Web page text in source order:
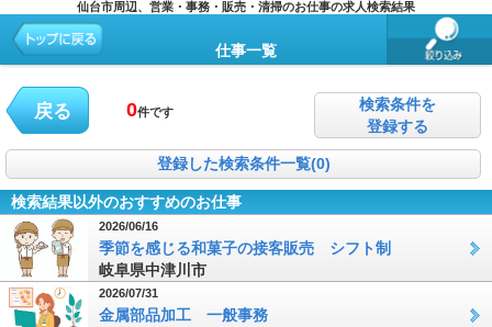
仙台市周辺、営業・事務・販売・清掃のお仕事の求人検索結果
仕事一覧
戻る 0件です
検索条件を
登録する
登録した検索条件一覧(0)
検索結果以外のおすすめのお仕事
2026/06/16
季節を感じる和菓子の接客販売 シフト制
岐阜県中津川市
2026/07/31
金属部品加工 一般事務